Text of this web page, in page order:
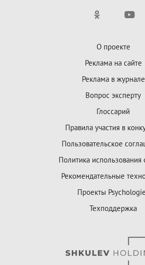
О проекте
Реклама на сайте
Реклама в журнале
Вопрос эксперту
Глоссарий
Правила участия в
Пользовательское
Политика использования
Рекомендательные
Проекты
Техподдержка